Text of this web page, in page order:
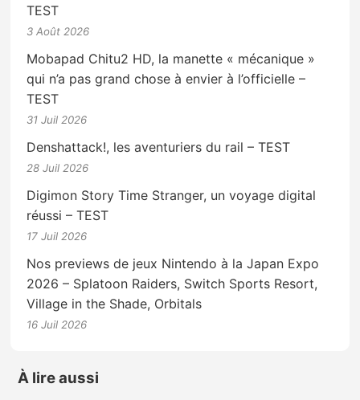
TEST
3 Août 2026
Mobapad Chitu2 HD, la manette « mécanique »
qui n’a pas grand chose à envier à l’officielle –
TEST
31 Juil 2026
Denshattack!, les aventuriers du rail – TEST
28 Juil 2026
Digimon Story Time Stranger, un voyage digital
réussi – TEST
17 Juil 2026
Nos previews de jeux Nintendo à la Japan Expo
2026 – Splatoon Raiders, Switch Sports Resort,
Village in the Shade, Orbitals
16 Juil 2026
À lire aussi